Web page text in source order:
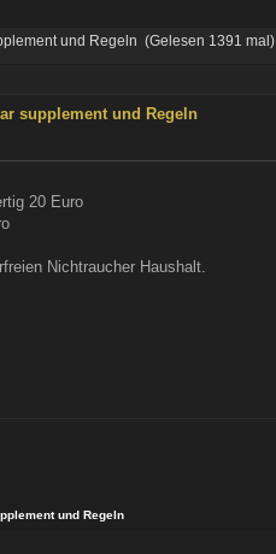
und Regeln (Gelesen 1391 mal)
supplement und Regeln
20 Euro
Nichtraucher Haushalt.
und Regeln